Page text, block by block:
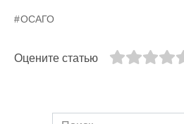
ОСАГО
Оцените статью
Search